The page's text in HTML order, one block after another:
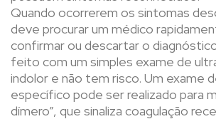
Quando ocorrerem os sintomas
deve procurar um médico
confirmar ou descartar o
feito com um simples exame de
indolor e não tem risco. Um exame
específico pode ser realizado para
dímero”, que sinaliza coagulação